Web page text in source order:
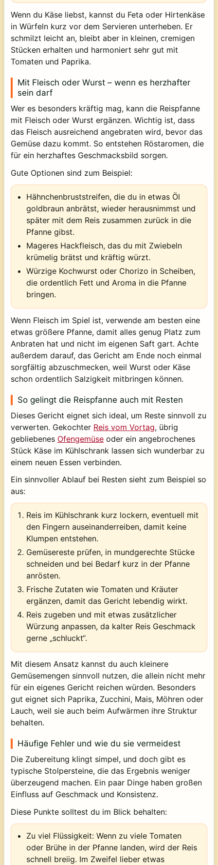
Wenn du Käse liebst, kannst du Feta oder Hirtenkäse
in Würfeln kurz vor dem Servieren unterheben. Er
schmilzt leicht an, bleibt aber in kleinen, cremigen
Stücken erhalten und harmoniert sehr gut mit
Tomaten und Paprika.
Mit Fleisch oder Wurst – wenn es herzhafter
sein darf
Wer es besonders kräftig mag, kann die Reispfanne
mit Fleisch oder Wurst ergänzen. Wichtig ist, dass
das Fleisch ausreichend angebraten wird, bevor das
Gemüse dazu kommt. So entstehen Röstaromen, die
für ein herzhaftes Geschmacksbild sorgen.
Gute Optionen sind zum Beispiel:
Hähnchenbruststreifen, die du in etwas Öl
goldbraun anbrätst, wieder herausnimmst und
später mit dem Reis zusammen zurück in die
Pfanne gibst.
Mageres Hackfleisch, das du mit Zwiebeln
krümelig brätst und kräftig würzt.
Würzige Kochwurst oder Chorizo in Scheiben,
die ordentlich Fett und Aroma in die Pfanne
bringen.
Wenn Fleisch im Spiel ist, verwende am besten eine
etwas größere Pfanne, damit alles genug Platz zum
Anbraten hat und nicht im eigenen Saft gart. Achte
außerdem darauf, das Gericht am Ende noch einmal
sorgfältig abzuschmecken, weil Wurst oder Käse
schon ordentlich Salzigkeit mitbringen können.
So gelingt die Reispfanne auch mit Resten
Dieses Gericht eignet sich ideal, um Reste sinnvoll zu
verwerten. Gekochter Reis vom Vortag, übrig
gebliebenes Ofengemüse oder ein angebrochenes
Stück Käse im Kühlschrank lassen sich wunderbar zu
einem neuen Essen verbinden.
Ein sinnvoller Ablauf bei Resten sieht zum Beispiel so
aus:
Reis im Kühlschrank kurz lockern, eventuell mit
den Fingern auseinanderreiben, damit keine
Klumpen entstehen.
Gemüsereste prüfen, in mundgerechte Stücke
schneiden und bei Bedarf kurz in der Pfanne
anrösten.
Frische Zutaten wie Tomaten und Kräuter
ergänzen, damit das Gericht lebendig wirkt.
Reis zugeben und mit etwas zusätzlicher
Würzung anpassen, da kalter Reis Geschmack
gerne „schluckt“.
Mit diesem Ansatz kannst du auch kleinere
Gemüsemengen sinnvoll nutzen, die allein nicht mehr
für ein eigenes Gericht reichen würden. Besonders
gut eignet sich Paprika, Zucchini, Mais, Möhren oder
Lauch, weil sie auch beim Aufwärmen ihre Struktur
behalten.
Häufige Fehler und wie du sie vermeidest
Die Zubereitung klingt simpel, und doch gibt es
typische Stolpersteine, die das Ergebnis weniger
überzeugend machen. Ein paar Dinge haben großen
Einfluss auf Geschmack und Konsistenz.
Diese Punkte solltest du im Blick behalten:
Zu viel Flüssigkeit: Wenn zu viele Tomaten
oder Brühe in der Pfanne landen, wird der Reis
schnell breiig. Im Zweifel lieber etwas